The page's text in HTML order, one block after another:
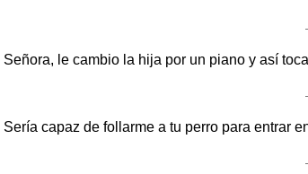
Señora, le cambio la hija por un piano y así
Sería capaz de follarme a tu perro para entrar